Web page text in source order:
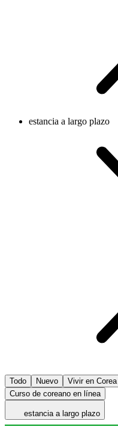
estancia a largo plazo
Todo Nuevo Vivir en Corea
Curso de coreano en línea
estancia a largo plazo